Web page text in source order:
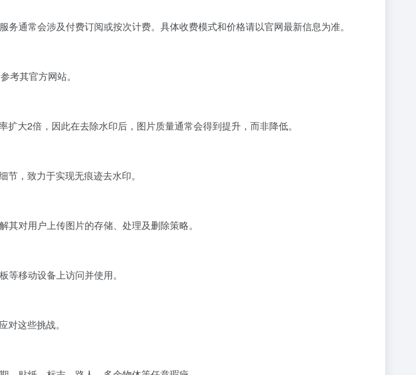
通常会涉及付费订阅或按次计费。具体收费模式和价格请以官网最新信息为准。
考其官方网站。
大2倍，因此在去除水印后，图片质量通常会得到提升，而非降低。
，致力于实现无痕迹去水印。
对用户上传图片的存储、处理及删除策略。
移动设备上访问并使用。
这些挑战。